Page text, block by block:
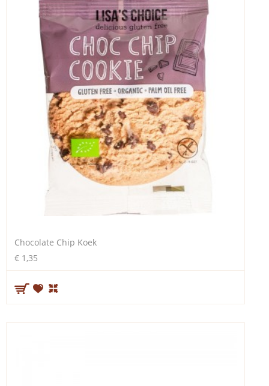
Chocolate Chip Koek
€ 1,35